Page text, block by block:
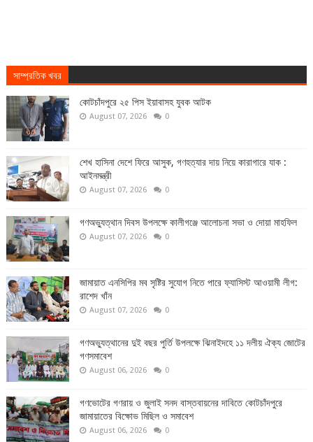
সাম্প্রতিক খবর
কোটচাঁদপুরে ২৫ পিস ইয়াবাসহ যুবক আটক
August 07, 2026 0
শেখ হাসিনা দেশে ফিরে আসুক, গণহত্যার দায় নিয়ে কারাগারে যাক :
আইনমন্ত্রী
August 07, 2026 0
গণঅভ্যুত্থান দিবস উপলক্ষে কালীগঞ্জে আলোচনা সভা ও দোয়া মাহফিল
August 07, 2026 0
জামায়াত এনসিপির মব সৃষ্টির সুযোগ নিতে পারে ফ্যাসিস্ট আওয়ামী লীগ:
রাশেদ খাঁন
August 07, 2026 0
গণঅভ্যুত্থানের দুই বছর পুর্তি উপলক্ষে ঝিনাইদহে ১১ দলীয় ঐক্য জোটের
গণসমাবেশ
August 06, 2026 0
গণভোটের গণরায় ও জুলাই সনদ বাস্তবায়নের দাবিতে কোটচাঁদপুরে
জামায়াতের বিক্ষোভ মিছিল ও সমাবেশ
August 06, 2026 0